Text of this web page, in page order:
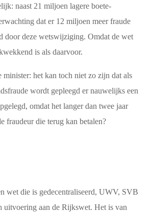
naast 21 miljoen lagere boete-
dat er 12 miljoen meer fraude
door deze wetswijziging. Omdat de wet
is als daarvoor.
minister: het kan toch niet zo zijn dat als
wordt gepleegd er nauwelijks een
omdat het langer dan twee jaar
fraudeur die terug kan betalen?
wet die is gedecentraliseerd, UWV, SVB
uitvoering aan de Rijkswet. Het is van